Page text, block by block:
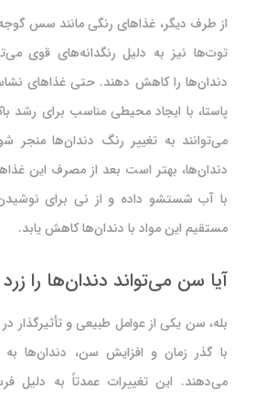
از طرف دیگر، غذاهای رنگی مانند سس
توت‌ها نیز به دلیل رنگدانه‌های قوی
دندان‌ها را کاهش دهند. حتی غذاهای
پاستا، با ایجاد محیطی مناسب برای رشد
می‌توانند به تغییر رنگ دندان‌ها
دندان‌ها، بهتر است بعد از مصرف این
با آب شستشو داده و از نی برای
مستقیم این مواد با دندان‌ها کاهش یابد.
آیا سن می‌تواند دندان‌ها را
بله، سن یکی از عوامل طبیعی و تأثیرگذار
با گذر زمان و افزایش سن، دندان‌ها
می‌دهند. این تغییرات عمدتاً به دلیل